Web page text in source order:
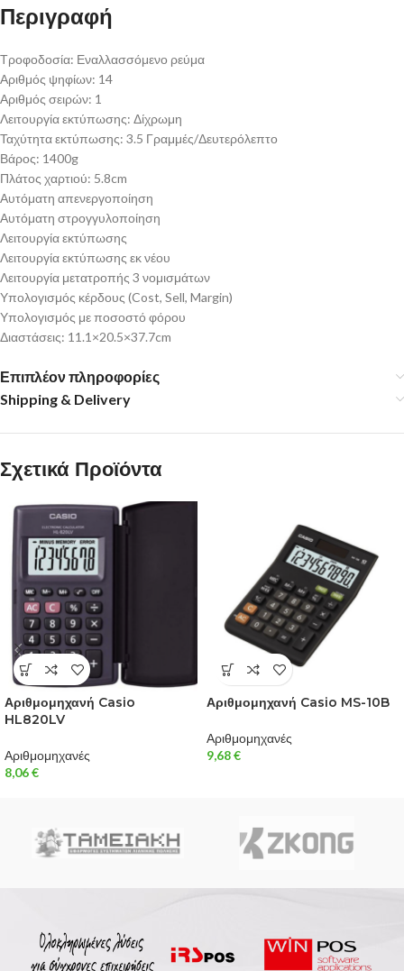
Περιγραφή
Τροφοδοσία: Εναλλασσόμενο ρεύμα
Αριθμός ψηφίων: 14
Αριθμός σειρών: 1
Λειτουργία εκτύπωσης: Δίχρωμη
Ταχύτητα εκτύπωσης: 3.5 Γραμμές/Δευτερόλεπτο
Βάρος: 1400g
Πλάτος χαρτιού: 5.8cm
Αυτόματη απενεργοποίηση
Αυτόματη στρογγυλοποίηση
Λειτουργία εκτύπωσης
Λειτουργία εκτύπωσης εκ νέου
Λειτουργία μετατροπής 3 νομισμάτων
Υπολογισμός κέρδους (Cost, Sell, Margin)
Υπολογισμός με ποσοστό φόρου
Διαστάσεις: 11.1×20.5×37.7cm
Επιπλέον πληροφορίες
Shipping & Delivery
Σχετικά Προϊόντα
Αριθμομηχανή Casio
HL820LV
Αριθμομηχανές
8,06€
Αριθμομηχανή Casio MS-10B
Αριθμομηχανές
9,68€